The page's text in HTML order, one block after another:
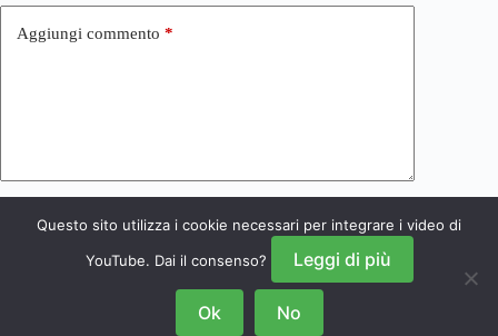
Aggiungi commento *
Invia commento
Questo sito utilizza i cookie necessari per integrare i video di
YouTube. Dai il consenso?
Leggi di più
Ok No